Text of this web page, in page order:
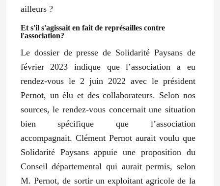
ailleurs ?
Et s'il s'agissait en fait de représailles contre
l'association?
Le dossier de presse de Solidarité Paysans de
février 2023 indique que l’association a eu
rendez-vous le 2 juin 2022 avec le président
Pernot, un élu et des collaborateurs. Selon nos
sources, le rendez-vous concernait une situation
bien spécifique que l’association
accompagnait. Clément Pernot aurait voulu que
Solidarité Paysans appuie une proposition du
Conseil départemental qui aurait permis, selon
M. Pernot, de sortir un exploitant agricole de la